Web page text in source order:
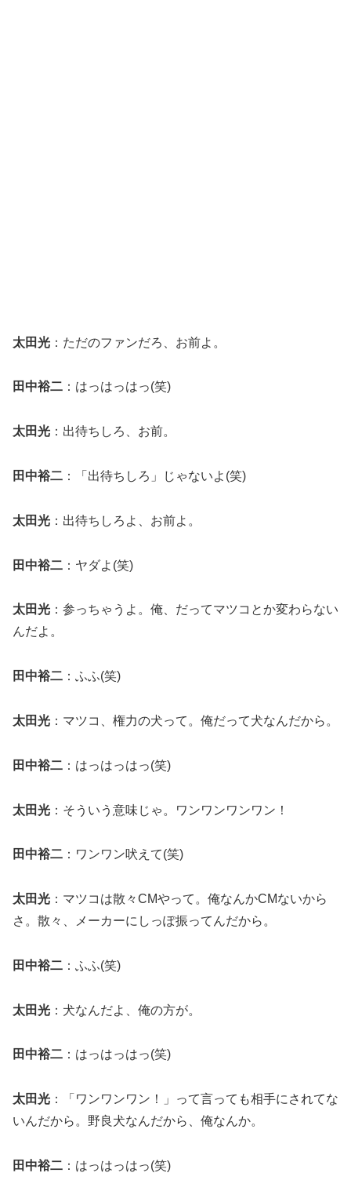
太田光 ：ただのファンだろ、お前よ。
田中裕二 ：はっはっはっ(笑)
太田光 ：出待ちしろ、お前。
田中裕二 ：「出待ちしろ」じゃないよ(笑)
太田光 ：出待ちしろよ、お前よ。
田中裕二 ：ヤダよ(笑)
太田光 ：参っちゃうよ。俺、だってマツコとか変わらない
んだよ。
田中裕二 ：ふふ(笑)
太田光 ：マツコ、権力の犬って。俺だって犬なんだから。
田中裕二 ：はっはっはっ(笑)
太田光 ：そういう意味じゃ。ワンワンワンワン！
田中裕二 ：ワンワン吠えて(笑)
太田光 ：マツコは散々CMやって。俺なんかCMないから
さ。散々、メーカーにしっぽ振ってんだから。
田中裕二 ：ふふ(笑)
太田光 ：犬なんだよ、俺の方が。
田中裕二 ：はっはっはっ(笑)
太田光 ：「ワンワンワン！」って言っても相手にされてな
いんだから。野良犬なんだから、俺なんか。
田中裕二 ：はっはっはっ(笑)